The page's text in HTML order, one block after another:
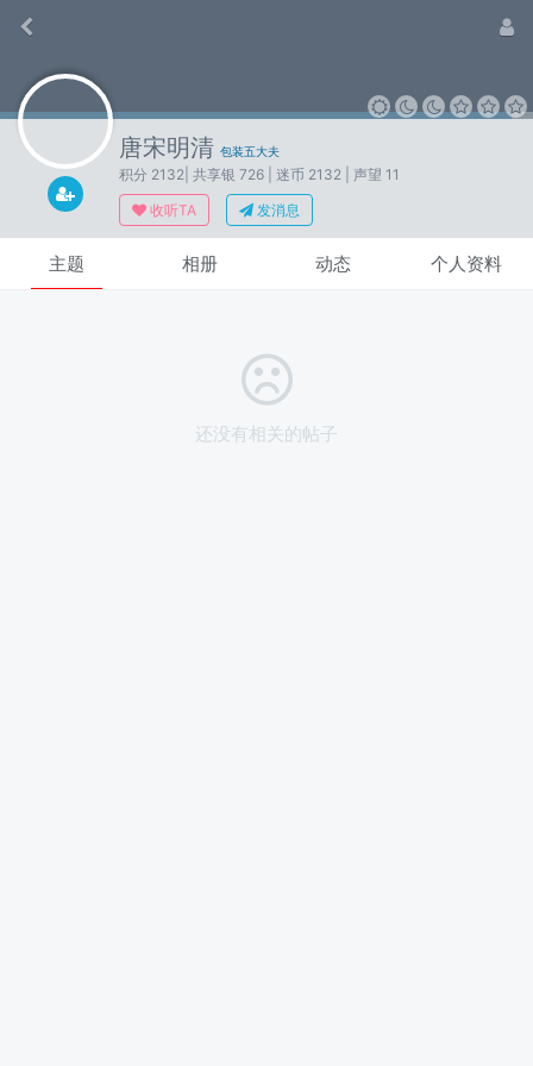
唐宋明清 包装五大夫
积分 2132 | 共享银 726 | 迷币 2132
| 声望 11
收听TA
发消息
主题 相册 动态 个人资料
还没有相关的帖子